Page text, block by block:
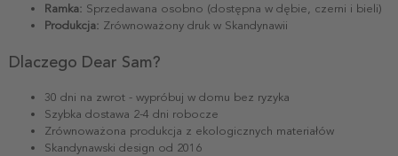
Ramka: Sprzedawana osobno (dostępna w dębie, czerni i bieli)
Produkcja: Zrównoważony druk w Skandynawii
Dlaczego Dear Sam?
30 dni na zwrot - wypróbuj w domu bez ryzyka
Szybka dostawa 2-4 dni robocze
Zrównoważona produkcja z ekologicznych materiałów
Skandynawski design od 2016